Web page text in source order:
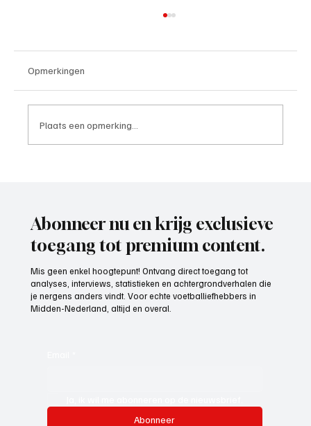
Opmerkingen
Plaats een opmerking...
Abonneer nu en krijg exclusieve
toegang tot premium content.
Mis geen enkel hoogtepunt! Ontvang direct toegang tot
analyses, interviews, statistieken en achtergrondverhalen die
je nergens anders vindt. Voor echte voetballiefhebbers in
Midden-Nederland, altijd en overal.
Abonneer